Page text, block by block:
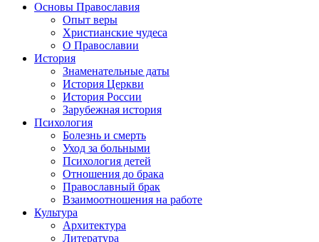
Основы Православия
Опыт веры
Христианские чудеса
О Православии
История
Знаменательные даты
История Церкви
История России
Зарубежная история
Психология
Болезнь и смерть
Уход за больными
Психология детей
Отношения до брака
Православный брак
Взаимоотношения на работе
Культура
Архитектура
Литература